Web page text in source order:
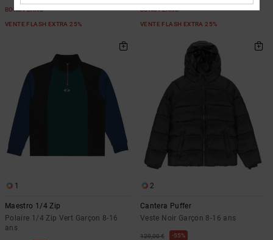
BONS PLANS
VENTE FLASH EXTRA 25%
BONS PLANS
VENTE FLASH EXTRA 25%
1
Maestro 1/4 Zip
Polaire 1/4 Zip Vert Garçon 8-16
ans
2
Cantera Puffer
Veste Noir Garçon 8-16 ans
120,00 € 55%